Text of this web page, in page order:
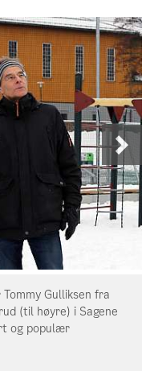
Gulliksen fra
(til høyre) i Sagene
og populær